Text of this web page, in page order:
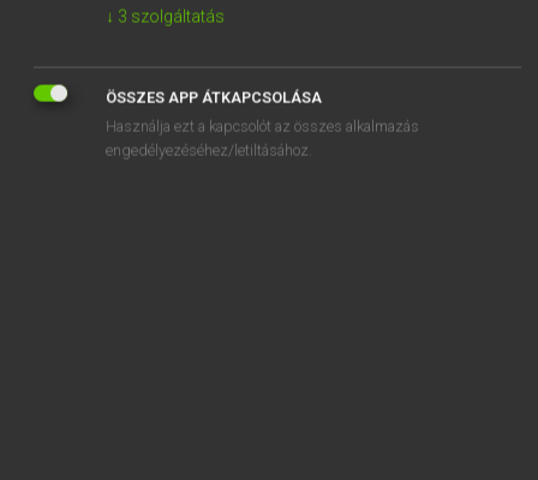
SZOTAR.NET APPLIKÁCIÓ
ONLINE NYELVVIZSGA
↓ 3 szolgáltatás
ÖSSZES APP ÁTKAPCSOLÁSA
Használja ezt a kapcsolót az összes alkalmazás
engedélyezéséhez/letiltásához.